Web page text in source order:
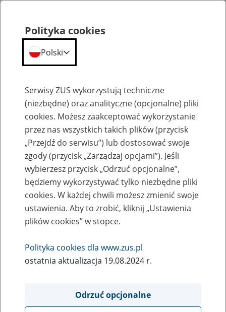
Biogramy
Emilia Migda
Polityka cookies
Polski
Serwisy ZUS wykorzystują techniczne
(niezbędne) oraz analityczne (opcjonalne) pliki
cookies. Możesz zaakceptować wykorzystanie
przez nas wszystkich takich plików (przycisk
„Przejdź do serwisu”) lub dostosować swoje
zgody (przycisk „Zarządzaj opcjami”). Jeśli
wybierzesz przycisk „Odrzuć opcjonalne”,
będziemy wykorzystywać tylko niezbędne pliki
cookies. W każdej chwili możesz zmienić swoje
ustawienia. Aby to zrobić, kliknij „Ustawienia
plików cookies” w stopce.
Polityka cookies dla www.zus.pl
ostatnia aktualizacja 19.08.2024 r.
Odrzuć opcjonalne